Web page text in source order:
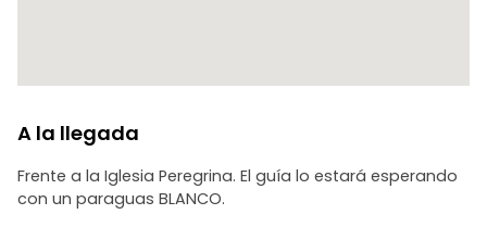
A la llegada
Frente a la Iglesia Peregrina. El guía lo estará esperando
con un paraguas BLANCO.